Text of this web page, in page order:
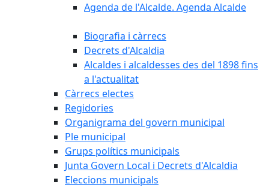
Agenda de l'Alcalde. Agenda Alcalde
Biografia i càrrecs
Decrets d'Alcaldia
Alcaldes i alcaldesses des del 1898 fins
a l'actualitat
Càrrecs electes
Regidories
Organigrama del govern municipal
Ple municipal
Grups polítics municipals
Junta Govern Local i Decrets d'Alcaldia
Eleccions municipals